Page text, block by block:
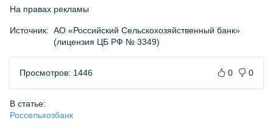
На правах рекламы
Источник: АО «Российский Сельскохозяйственный банк»
(лицензия ЦБ РФ № 3349)
Просмотров: 1446 0 0
В статье:
Россельхозбанк